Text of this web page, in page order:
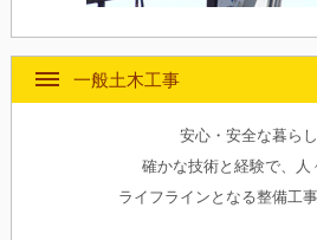
一般土木工事
安心・安全な暮らし
確かな技術と経験で、人
ライフラインとなる整備工